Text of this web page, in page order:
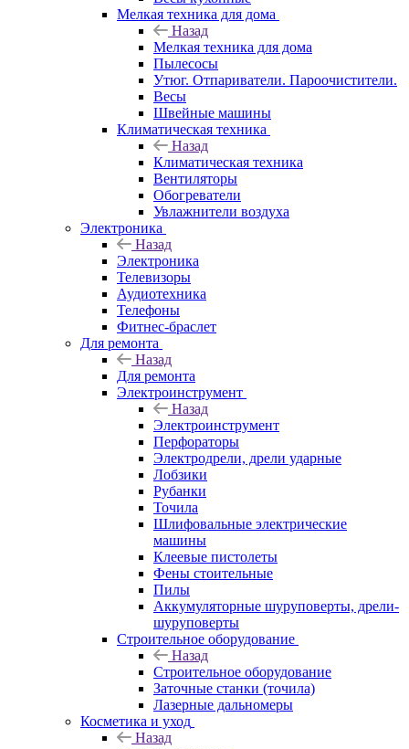
Мелкая техника для дома
Назад
Мелкая техника для дома
Пылесосы
Утюг. Отпариватели. Пароочистители.
Весы
Швейные машины
Климатическая техника
Назад
Климатическая техника
Вентиляторы
Обогреватели
Увлажнители воздуха
Электроника
Назад
Электроника
Телевизоры
Аудиотехника
Телефоны
Фитнес-браслет
Для ремонта
Назад
Для ремонта
Электроинструмент
Назад
Электроинструмент
Перфораторы
Электродрели, дрели ударные
Лобзики
Рубанки
Точила
Шлифовальные электрические
машины
Клеевые пистолеты
Фены стоительные
Пилы
Аккумуляторные шуруповерты, дрели-
шуруповерты
Строительное оборудование
Назад
Строительное оборудование
Заточные станки (точила)
Лазерные дальномеры
Косметика и уход
Назад